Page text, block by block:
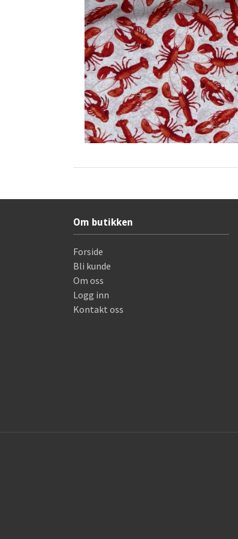
Om butikken
Forside
Bli kunde
Om oss
Logg inn
Kontakt oss